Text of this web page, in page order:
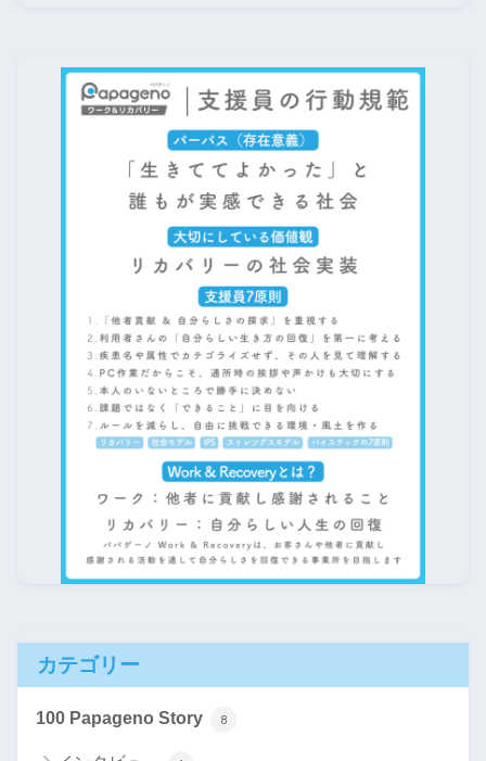
カテゴリー
100 Papageno Story 8